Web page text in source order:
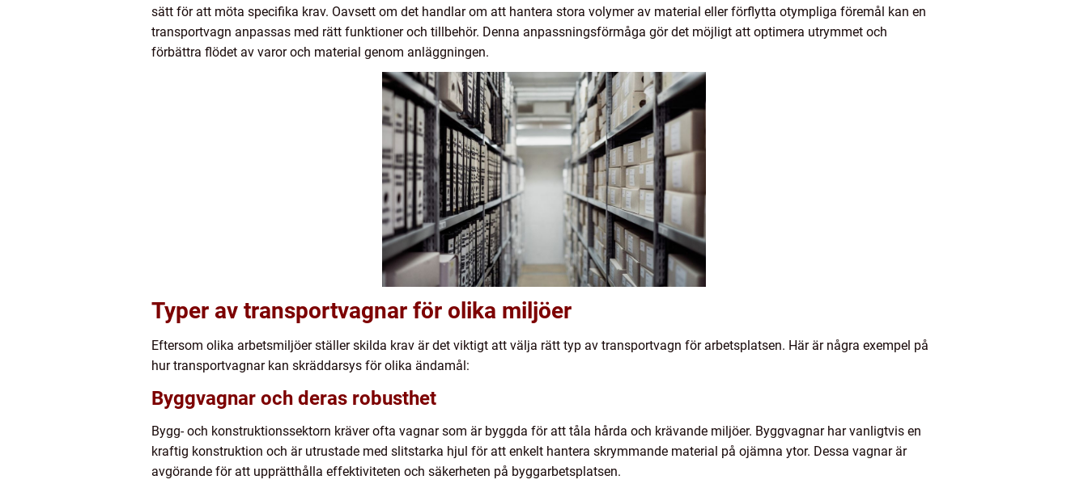
sätt för att möta specifika krav. Oavsett om det handlar om att hantera stora volymer av material eller förflytta otympliga föremål kan en
transportvagn anpassas med rätt funktioner och tillbehör. Denna anpassningsförmåga gör det möjligt att optimera utrymmet och
förbättra flödet av varor och material genom anläggningen.
Typer av transportvagnar för olika miljöer
Eftersom olika arbetsmiljöer ställer skilda krav är det viktigt att välja rätt typ av transportvagn för arbetsplatsen. Här är några exempel på
hur transportvagnar kan skräddarsys för olika ändamål:
Byggvagnar och deras robusthet
Bygg- och konstruktionssektorn kräver ofta vagnar som är byggda för att tåla hårda och krävande miljöer. Byggvagnar har vanligtvis en
kraftig konstruktion och är utrustade med slitstarka hjul för att enkelt hantera skrymmande material på ojämna ytor. Dessa vagnar är
avgörande för att upprätthålla effektiviteten och säkerheten på byggarbetsplatsen.